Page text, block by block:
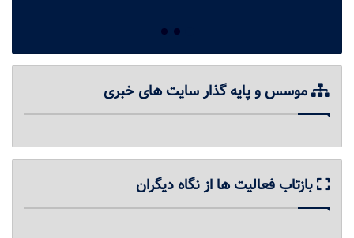
موسس و پایه گذار سایت های خبری
بازتاب فعالیت ها از نگاه دیگران